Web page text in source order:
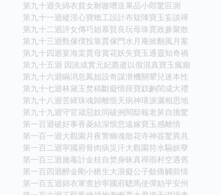
第九十迴失綿衣貧女耐嗷嘈送果品小郎驚叵測
第九十一迴縱淫心寶蟾工設計布疑陣寶玉妄談禪
第九十二迴評女傳巧姐慕賢良玩母珠賈政參聚散
第九十三迴甄傢僕投靠賈傢門水月庵掀翻風月案
第九十四迴宴海棠賈母賞花妖失寶玉通靈知奇禍
第九十五迴 因訛成實元妃薨逝以假混真寶玉瘋癲
第九十六迴瞞消息鳳姐設奇謀泄機關顰兒迷本性
第九十七迴林黛玉焚稿斷癡情薛寶釵齣閨成大禮
第九十八迴苦絳珠魂歸離恨天病神瑛淚灑相思地
第九十九迴守官箴惡奴同破例閱邸報老舅自擔驚
第一百迴破好事香菱結深恨悲遠嫁寶玉感離情
第一百一迴大觀園月夜警幽魂散花寺神簽驚異兆
第一百二迴寜國府骨肉病災汗大觀園符水驅妖孽
第一百三迴施毒計金桂自焚身昧真禪雨村空遇舊
第一百四迴醉金剛小鰍生大浪癡公子餘痛觸前情
第一百五迴錦衣軍查抄寜國府驄馬使彈劾平安州